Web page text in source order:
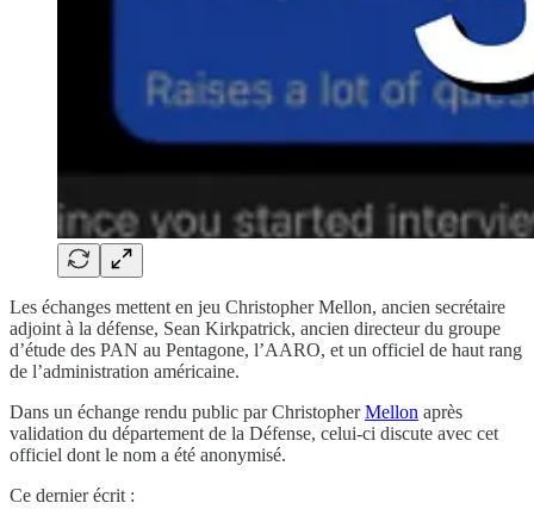
Les échanges mettent en jeu Christopher Mellon, ancien secrétaire
adjoint à la défense, Sean Kirkpatrick, ancien directeur du groupe
d’étude des PAN au Pentagone, l’AARO, et un officiel de haut rang
de l’administration américaine.
Dans un échange rendu public par ChristopherMellon après
validation du département de la Défense, celui-ci discute avec cet
officiel dont le nom a été anonymisé.
Ce dernier écrit :